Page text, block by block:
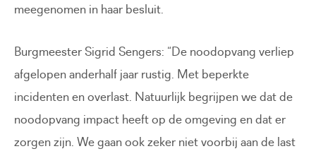
meegenomen in haar besluit.
Burgmeester Sigrid Sengers: “De noodopvang verliep
afgelopen anderhalf jaar rustig. Met beperkte
incidenten en overlast. Natuurlijk begrijpen we dat de
noodopvang impact heeft op de omgeving en dat er
zorgen zijn. We gaan ook zeker niet voorbij aan de last